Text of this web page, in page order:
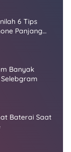
6 Tips
Panjang
Banyak
Baterai Saat